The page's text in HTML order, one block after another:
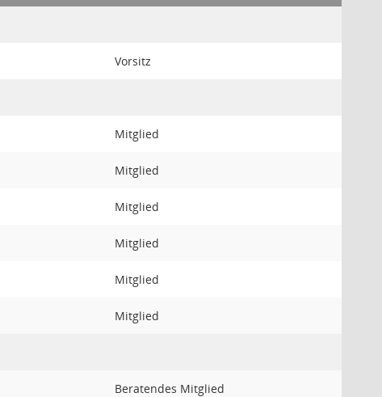
Vorsitz
Mitglied
Mitglied
Mitglied
Mitglied
Mitglied
Mitglied
Beratendes Mitglied